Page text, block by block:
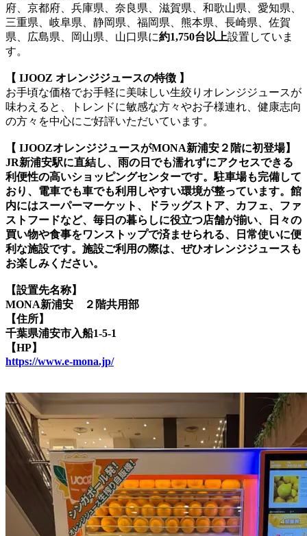
府、京都府、兵庫県、奈良県、滋賀県、和歌山県、愛知県、
三重県、岐阜県、静岡県、福岡県、熊本県、長崎県、佐賀
県、広島県、岡山県、山口県に約1,750台以上設置していま
す。
【 IJOOZ オレンジジュースの特徴 】
お手頃な価格でお手軽に美味しい生絞りオレンジジュースが
味わえると、トレンドに敏感な方々やお子様連れ、健康志向
の方々を中心にご好評いただいています。
【 IJOOZオレンジジュースがMONA新浦安２階に初登場】
JR新浦安駅に直結し、雨の日でも濡れずにアクセスできる
利便性の高いショッピングセンターです。駐車場も完備して
おり、電車でも車でも利用しやすい環境が整っています。館
内にはスーパーマーケット、ドラッグストア、カフェ、ファ
ストフードなど、毎日の暮らしに役立つ店舗が揃い、日々の
買い物や食事をワンストップで済ませられる、日常使いに便
利な施設です。施設ご利用の際は、ぜひオレンジジュースも
お楽しみください。
【設置先名称】
MONA新浦安 ２階共用部
【住所】
千葉県浦安市入船1-5-1
【HP】
https://www.e-mona.jp/